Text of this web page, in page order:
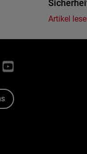
Artikel
YouTube